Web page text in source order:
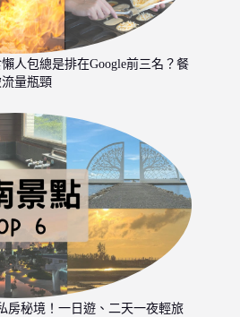
人包總是排在Google前三名？餐
量瓶頸
房秘境！一日遊、二天一夜輕旅